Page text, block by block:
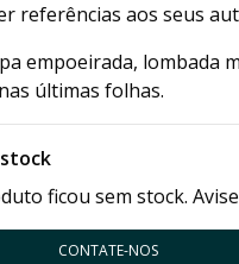
referências aos seus
empoeirada, lombada
últimas folhas.
ficou sem stock.
CONTATE-NOS